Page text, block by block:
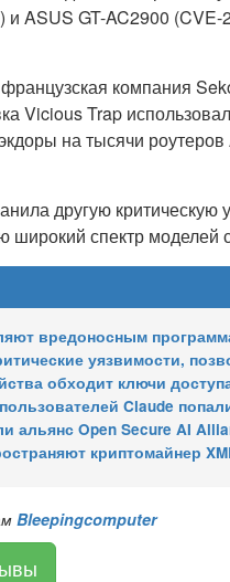
ASUS GT-AC2900 (CVE-
компания
Vicious Trap
на тысячи
другую
широкий спектр моделей
вредоносным программам
уязвимости, позволяющие
обходит ключи
Claude
Secure AI Alliance для защиты от
криптомайнер
Bleepingcomputer